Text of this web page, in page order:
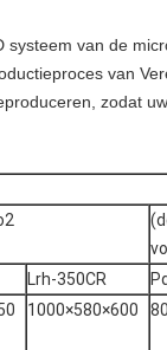
van de
van
zodat
Lrh-350CR
1000×580×600